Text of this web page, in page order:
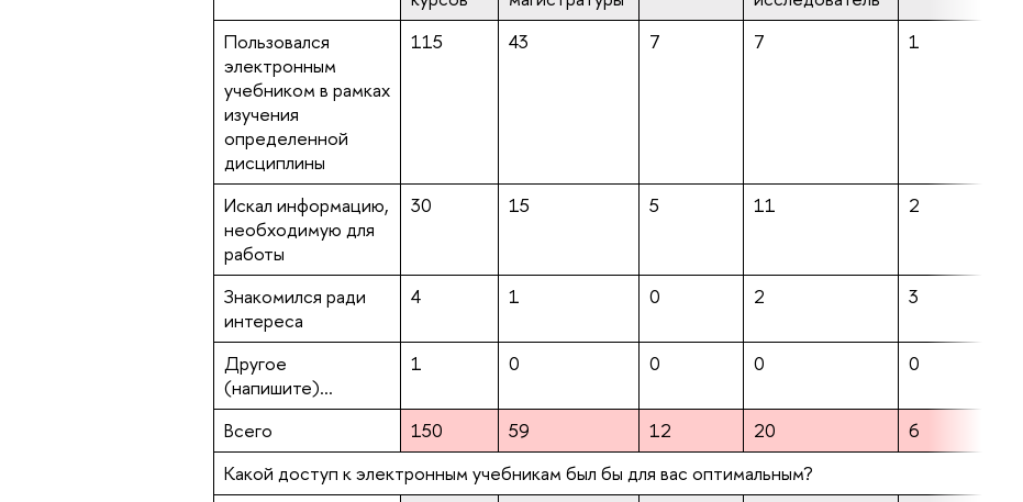
Пользовался
электронным
учебником в рамках
изучения
определенной
дисциплины
115 43 7 7 1
Искал информацию,
необходимую для
работы
30 15 5 11 2
Знакомился ради
интереса
4 1 0 2 3
Другое
(напишите)...
1 0 0 0 0
Всего 150 59 12 20 6
Какой доступ к электронным учебникам был бы для вас оптимальным?